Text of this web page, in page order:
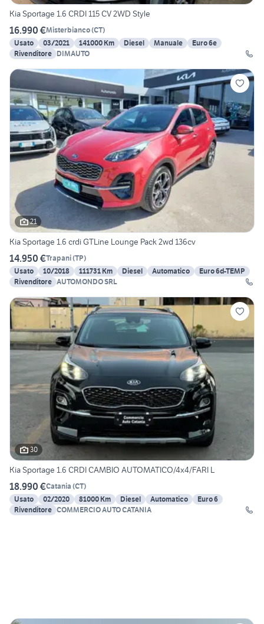
Kia Sportage 1.6 CRDI 115 CV 2WD Style
16.990 €Misterbianco(CT)
Usato
03/2021 141000 Km Diesel Manuale
Euro 6e
Rivenditore DIMAUTO
21
Kia Sportage 1.6 crdi GTLine Lounge Pack 2wd 136cv
14.950 €Trapani(TP)
Usato
10/2018 111731 Km Diesel Automatico
Euro 6d-TEMP
Rivenditore AUTOMONDO SRL
30
Kia Sportage 1.6 CRDI CAMBIO AUTOMATICO/4x4/FARI L
18.990 €Catania (CT)
Usato
02/2020 81000 Km Diesel Automatico
Euro 6
Rivenditore COMMERCIO AUTO CATANIA